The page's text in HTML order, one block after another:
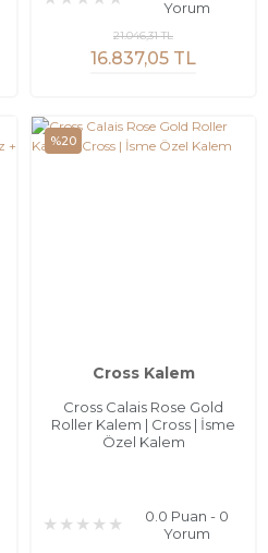
Yorum
16.837,05 TL
21.046,31 TL
%20
Cross Kalem
Cross Calais Rose Gold
Roller Kalem | Cross | İsme
Özel Kalem
0.0 Puan - 0
Yorum